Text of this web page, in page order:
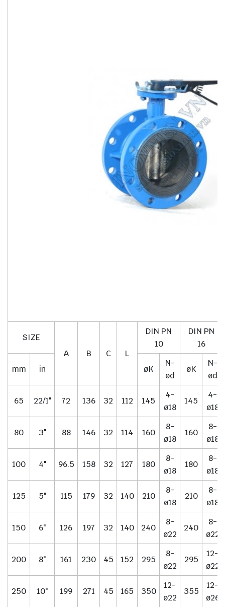
SIZE
A
B C L
DIN PN
10
DIN PN
16
mm in øK
N-
ød
øK
N-
ød
65 22/1" 72 136 32 112 145
4-
ø18
145
4-
ø18
80 3" 88 146 32 114 160
8-
ø18
160
8-
ø18
100 4" 96.5 158 32 127 180
8-
ø18
180
8-
ø18
125 5" 115 179 32 140 210
8-
ø18
210
8-
ø18
150 6" 126 197 32 140 240
8-
ø22
240
8-
ø22
200 8" 161 230 45 152 295
8-
ø22
295
12-
ø22
250 10" 199 271 45 165 350
12-
ø22
355
12-
ø26